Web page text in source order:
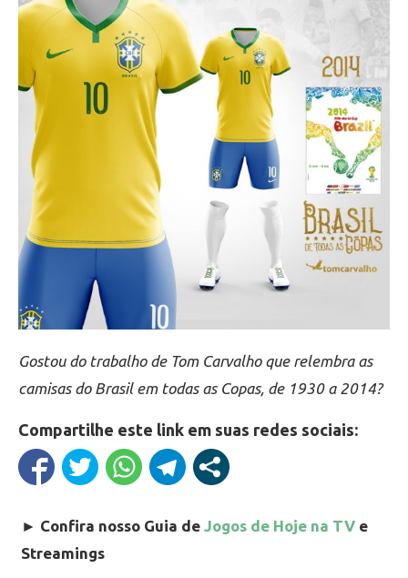
Gostou do trabalho de Tom Carvalho que relembra as
camisas do Brasil em todas as Copas, de 1930 a 2014?
Compartilhe este link em suas redes sociais:
► Confira nosso Guia de Jogos de Hoje na TV e
Streamings